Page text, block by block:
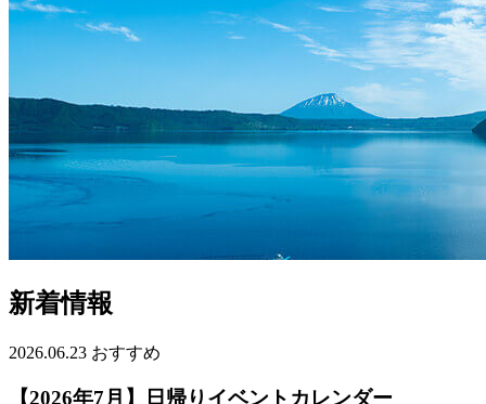
新着情報
2026.06.23 おすすめ
【2026年7月】日帰りイベントカレンダー